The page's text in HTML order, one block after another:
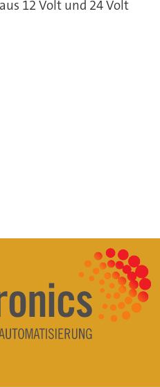
12 Volt und 24 Volt